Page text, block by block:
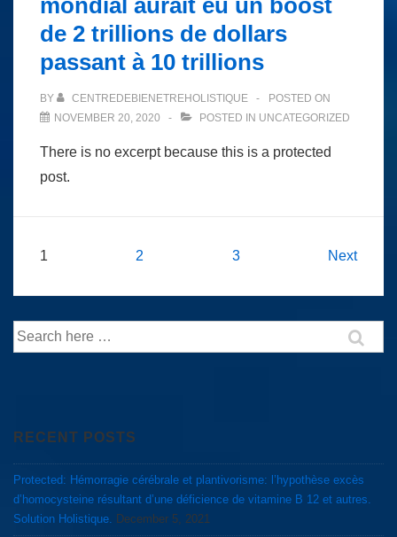
mondial aurait eu un boost
de 2 trillions de dollars
passant à 10 trillions
BY CENTREDEBIENETREHOLISTIQUE
POSTED ON
NOVEMBER 20, 2020
POSTED IN UNCATEGORIZED
There is no excerpt because this is a protected
post.
Posts
1 2 3 Next
Search
for:
RECENT POSTS
Protected: Hémorragie cérébrale et plantivorisme: l’hypothèse excès
d’homocysteine résultant d’une déficience de vitamine B 12 et autres.
Solution Holistique. December 5, 2021